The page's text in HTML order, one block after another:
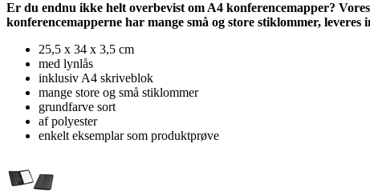
Er du endnu ikke helt overbevist om A4 konferencemapper?
konferencemapperne har mange små og store stiklommer,
25,5 x 34 x 3,5 cm
med lynlås
inklusiv A4 skriveblok
mange store og små stiklommer
grundfarve sort
af polyester
enkelt eksemplar som produktprøve